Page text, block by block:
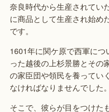
奈良時代から生産されてい
に商品として生産され始め
です。
1601年に関ケ原で西軍に
った越後の上杉景勝とその
の家臣団や領民を養ってい
なければなりませんでした。
そこで、彼らが目をつけた